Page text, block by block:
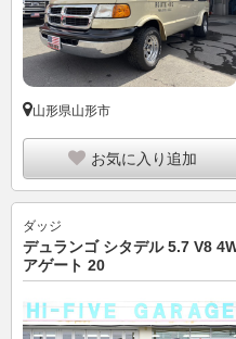
山形県山形市
お気に入り追加
ダッジ
デュランゴ シタデル 5.7 V8
アゲート 20